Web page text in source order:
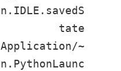
tate
Application